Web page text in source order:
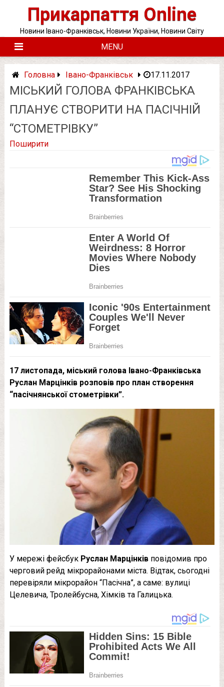
Прикарпаття Online
Новини Івано-Франківськ, Новини України, Новини Світу
MENU
Головна Івано-Франківськ 17.11.2017
МІСЬКИЙ ГОЛОВА ФРАНКІВСЬКА
ПЛАНУЄ СТВОРИТИ НА ПАСІЧНІЙ
“СТОМЕТРІВКУ”
Поширити
17 листопада, міський голова Івано-Франківська
Руслан Марцінків розповів про план створення
“пасічнянської стометрівки”.
У мережі фейсбук Руслан Марцінківповідомив про
черговий рейд мікрорайонами міста. Відтак, сьогодні
перевіряли мікрорайон “Пасічна”, а саме: вулиці
Целевича, Тролейбусна, Хімків та Галицька.